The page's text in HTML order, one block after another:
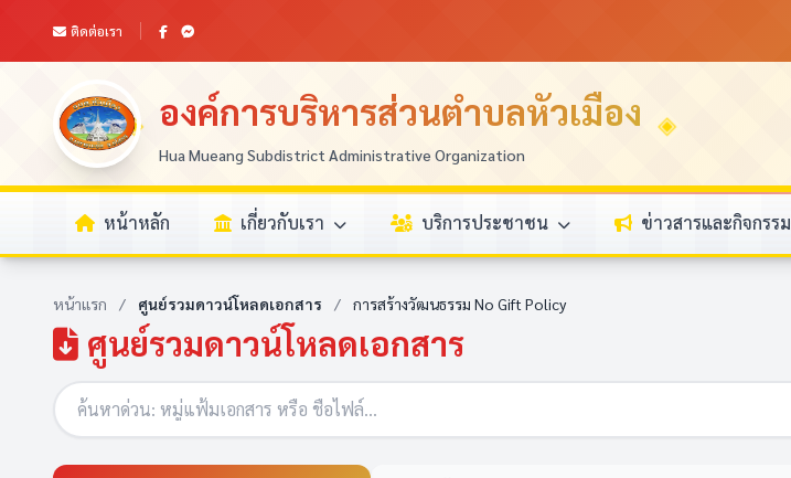
ติดต่อเรา
องค์การบริหารส่วนตำบลหัวเมือง
Hua Mueang Subdistrict Administrative Organization
หน้าหลัก เกี่ยวกับเรา บริการประชาชน ข่าวสารและกิจกรรม
หน้าแรก / ศูนย์รวมดาวน์โหลดเอกสาร / การสร้างวัฒนธรรม No Gift Policy
ศูนย์รวมดาวน์โหลดเอกสาร